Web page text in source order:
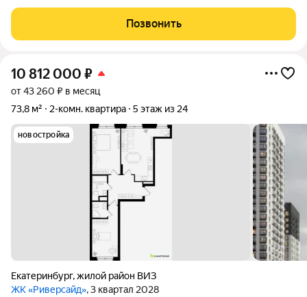
Позвонить
10 812 000 ₽
от 43 260 ₽ в месяц
73,8 м²
2-комн. квартира 5 этаж из 24
новостройка
Екатеринбург,жилой район ВИЗ
ЖК «Риверсайд», 3 квартал 2028